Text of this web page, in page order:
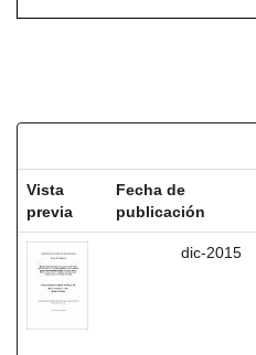
Vista
previa
Fecha de
publicación
dic-2015